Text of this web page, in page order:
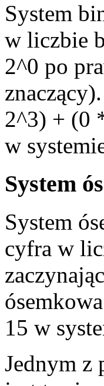
System
w liczbie
2^0 po
2^3) + (0
w
System
System
cyfra w
15 w
Jednym z